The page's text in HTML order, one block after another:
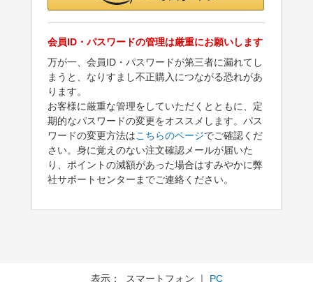
会員ID・パスワードの管理は厳重にお願いします
万が一、会員ID・パスワードが第三者に漏れてし
まうと、なりすまし不正購入につながる恐れがあ
ります。
お客様に厳重な管理をしていただくとともに、定
期的なパスワードの変更をオススメします。パス
ワードの変更方法はこちらのページでご確認くだ
さい。身に覚えのない注文確認メールが届いた
り、ポイントの減額があった場合はすみやかに弊
社サポートセンターまでご連絡ください。
表示： スマートフォン ｜ PC